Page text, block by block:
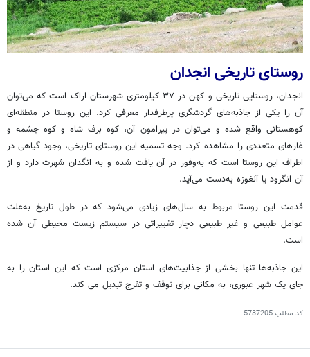
روستای تاریخی انجدان
انجدان، روستایی تاریخی و کهن در ۳۷ کیلومتری شهرستان اراک است که می‌توان
آن را یکی از جاذبه‌های گردشگری پرطرفدار معرفی کرد. این روستا در منطقه‌ای
کوهستانی واقع شده و می‌توان در پیرامون آن، کوه برف شاه و کوه چشمه و
غارهای متعددی را مشاهده کرد. وجه تسمیه این روستای تاریخی، وجود گیاهی در
اطراف این روستا است که به‌وفور در آن یافت شده و به انگدان شهرت دارد و از
آن انگرود یا آنغوزه به‌دست می‌آید.
قدمت این روستا مربوط به سال‌های زیادی می‌شود که در طول تاریخ به‌علت
عوامل طبیعی و غیر طبیعی دچار تغییراتی در سیستم زیست محیطی آن شده
است.
این جاذبه‌ها تنها بخشی از جذابیت‌های استان مرکزی است که این استان را به
جای یک شهر عبوری، به مکانی برای توقف و تفرج تبدیل می کند.
کد مطلب5737205